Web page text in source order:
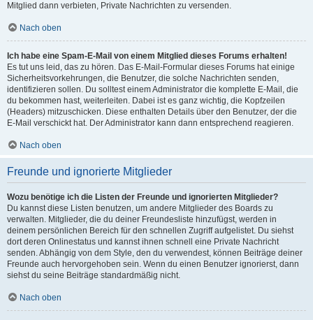
Mitglied dann verbieten, Private Nachrichten zu versenden.
Nach oben
Ich habe eine Spam-E-Mail von einem Mitglied dieses Forums erhalten!
Es tut uns leid, das zu hören. Das E-Mail-Formular dieses Forums hat einige
Sicherheitsvorkehrungen, die Benutzer, die solche Nachrichten senden,
identifizieren sollen. Du solltest einem Administrator die komplette E-Mail, die
du bekommen hast, weiterleiten. Dabei ist es ganz wichtig, die Kopfzeilen
(Headers) mitzuschicken. Diese enthalten Details über den Benutzer, der die
E-Mail verschickt hat. Der Administrator kann dann entsprechend reagieren.
Nach oben
Freunde und ignorierte Mitglieder
Wozu benötige ich die Listen der Freunde und ignorierten Mitglieder?
Du kannst diese Listen benutzen, um andere Mitglieder des Boards zu
verwalten. Mitglieder, die du deiner Freundesliste hinzufügst, werden in
deinem persönlichen Bereich für den schnellen Zugriff aufgelistet. Du siehst
dort deren Onlinestatus und kannst ihnen schnell eine Private Nachricht
senden. Abhängig von dem Style, den du verwendest, können Beiträge deiner
Freunde auch hervorgehoben sein. Wenn du einen Benutzer ignorierst, dann
siehst du seine Beiträge standardmäßig nicht.
Nach oben